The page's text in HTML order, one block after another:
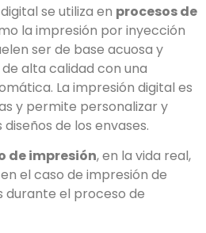
se utiliza en procesos de
la impresión por inyección
ser de base acuosa y
alta calidad con una
La impresión digital es
y permite personalizar y
de los envases.
de impresión, en la vida real,
el caso de impresión de
el proceso de